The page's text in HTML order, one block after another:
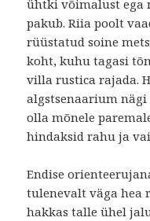
ühtki võimalust ega
pakub. Riia poolt
rüüstatud soine
koht, kuhu tagasi
villa rustica rajada.
algstsenaarium
olla mõnele
hindaksid rahu ja
Endise
tulenevalt väga hea
hakkas talle ühel